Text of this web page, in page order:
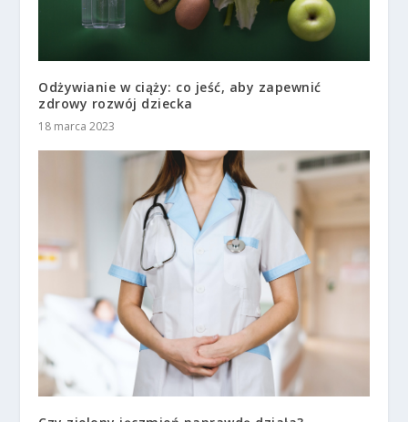
Odżywianie w ciąży: co jeść, aby zapewnić
zdrowy rozwój dziecka
18 marca 2023